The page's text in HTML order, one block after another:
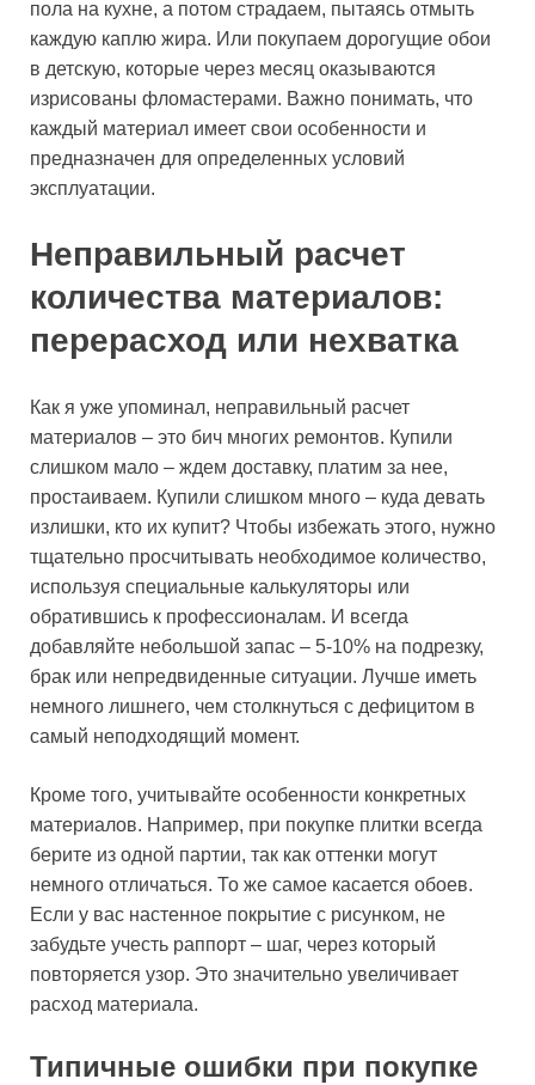
пола на кухне, а потом страдаем, пытаясь отмыть
каждую каплю жира. Или покупаем дорогущие обои
в детскую, которые через месяц оказываются
изрисованы фломастерами. Важно понимать, что
каждый материал имеет свои особенности и
предназначен для определенных условий
эксплуатации.
Неправильный расчет
количества материалов:
перерасход или нехватка
Как я уже упоминал, неправильный расчет
материалов – это бич многих ремонтов. Купили
слишком мало – ждем доставку, платим за нее,
простаиваем. Купили слишком много – куда девать
излишки, кто их купит? Чтобы избежать этого, нужно
тщательно просчитывать необходимое количество,
используя специальные калькуляторы или
обратившись к профессионалам. И всегда
добавляйте небольшой запас – 5-10% на подрезку,
брак или непредвиденные ситуации. Лучше иметь
немного лишнего, чем столкнуться с дефицитом в
самый неподходящий момент.
Кроме того, учитывайте особенности конкретных
материалов. Например, при покупке плитки всегда
берите из одной партии, так как оттенки могут
немного отличаться. То же самое касается обоев.
Если у вас настенное покрытие с рисунком, не
забудьте учесть раппорт – шаг, через который
повторяется узор. Это значительно увеличивает
расход материала.
Типичные ошибки при покупке